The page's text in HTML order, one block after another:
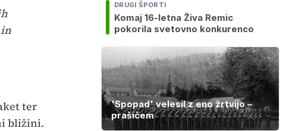
ter
bližini.
DRUGI ŠPORTI
Komaj 16-letna Živa Remic
pokorila svetovno konkurenco
'Spopad' velesil z eno žrtvijo –
prašičem